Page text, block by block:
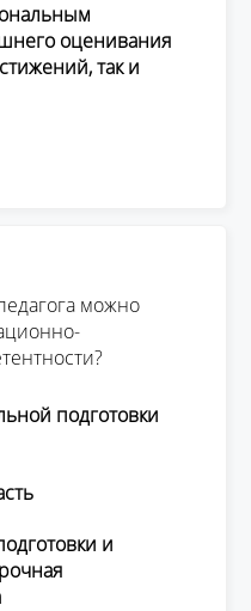
оценивания
так и
можно
подготовки
и